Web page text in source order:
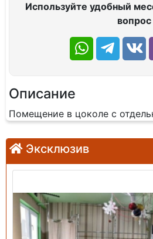
Используйте удобный
вопрос
Описание
Помещение в цоколе с
Эксклюзив